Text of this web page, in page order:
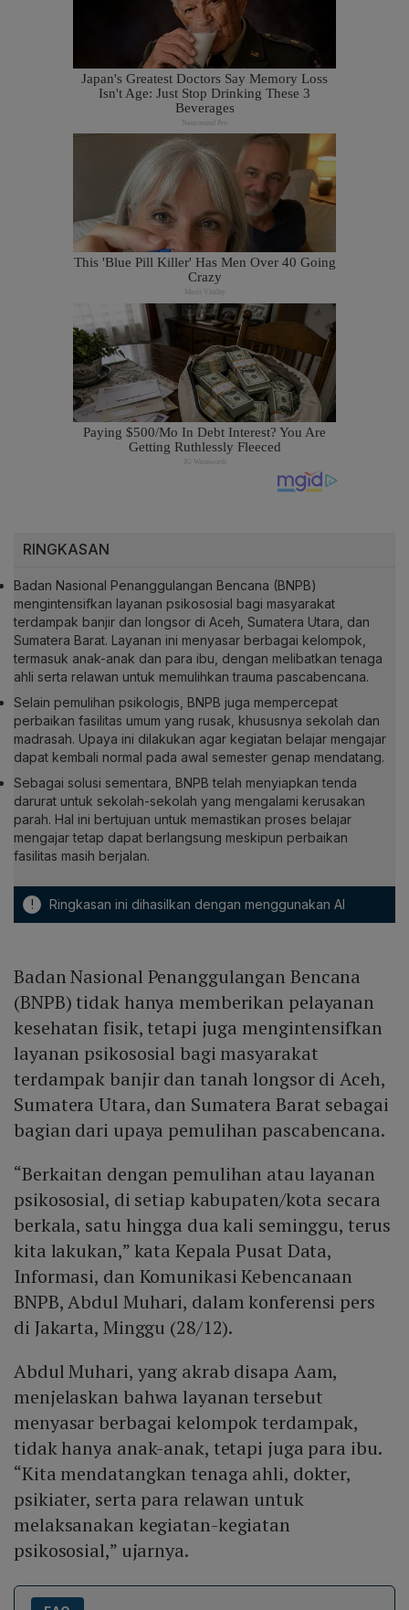
RINGKASAN
Badan Nasional Penanggulangan Bencana (BNPB)
mengintensifkan layanan psikososial bagi masyarakat
terdampak banjir dan longsor di Aceh, Sumatera Utara, dan
Sumatera Barat. Layanan ini menyasar berbagai kelompok,
termasuk anak-anak dan para ibu, dengan melibatkan tenaga
ahli serta relawan untuk memulihkan trauma pascabencana.
Selain pemulihan psikologis, BNPB juga mempercepat
perbaikan fasilitas umum yang rusak, khususnya sekolah dan
madrasah. Upaya ini dilakukan agar kegiatan belajar mengajar
dapat kembali normal pada awal semester genap mendatang.
Sebagai solusi sementara, BNPB telah menyiapkan tenda
darurat untuk sekolah-sekolah yang mengalami kerusakan
parah. Hal ini bertujuan untuk memastikan proses belajar
mengajar tetap dapat berlangsung meskipun perbaikan
fasilitas masih berjalan.
! Ringkasan ini dihasilkan dengan menggunakan AI
Badan Nasional Penanggulangan Bencana
(BNPB) tidak hanya memberikan pelayanan
kesehatan fisik, tetapi juga mengintensifkan
layanan psikososial bagi masyarakat
terdampak banjir dan tanah longsor di Aceh,
Sumatera Utara, dan Sumatera Barat sebagai
bagian dari upaya pemulihan pascabencana.
“Berkaitan dengan pemulihan atau layanan
psikososial, di setiap kabupaten/kota secara
berkala, satu hingga dua kali seminggu, terus
kita lakukan,” kata Kepala Pusat Data,
Informasi, dan Komunikasi Kebencanaan
BNPB, Abdul Muhari, dalam konferensi pers
di Jakarta, Minggu (28/12).
Abdul Muhari, yang akrab disapa Aam,
menjelaskan bahwa layanan tersebut
menyasar berbagai kelompok terdampak,
tidak hanya anak-anak, tetapi juga para ibu.
“Kita mendatangkan tenaga ahli, dokter,
psikiater, serta para relawan untuk
melaksanakan kegiatan-kegiatan
psikososial,” ujarnya.